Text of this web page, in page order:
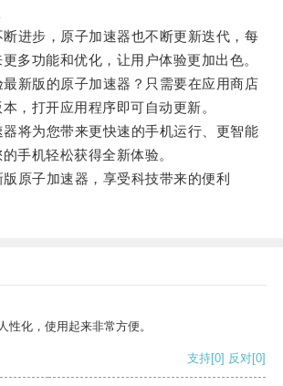
步，原子加速器也不断更新迭代，每
多功能和优化，让用户体验更加出色。
版的原子加速器？只需要在应用商店
，打开应用程序即可自动更新。
为您带来更快速的手机运行、更智能
手机轻松获得全新体验。
子加速器，享受科技带来的便利
性化，使用起来非常方便。
支持[0] 反对[0]